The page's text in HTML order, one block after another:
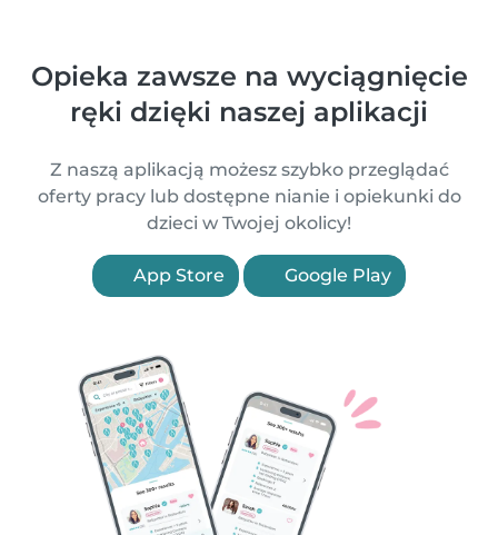
Opieka zawsze na wyciągnięcie
ręki dzięki naszej aplikacji
Z naszą aplikacją możesz szybko przeglądać
oferty pracy lub dostępne nianie i opiekunki do
dzieci w Twojej okolicy!
App Store Google Play